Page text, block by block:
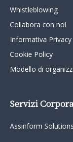
Whistleblowing
Collabora con noi
Informativa Privacy
Cookie Policy
Modello di
Servizi
Assinform Solutions